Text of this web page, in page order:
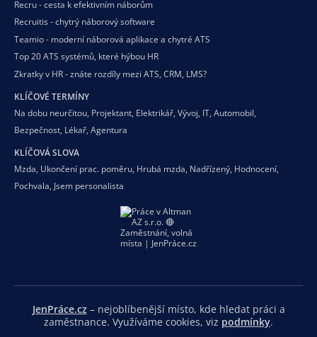
Recru - cesta k efektivním náborům
Recruitis - chytrý náborový software
Teamio - moderní náborová aplikace a chytré ATS
Top 20 ATS systémů, které hýbou HR
Zkratky v HR - znáte rozdíly mezi ATS, CRM, LMS?
KLÍČOVÉ TERMÍNY
Na dobu neurčitou, Projektant, Elektrikář, Vývoj, IT, Automobil,
Bezpečnost, Lékař, Agentura
KLÍČOVÁ SLOVA
Mzda, Ukončení prac. poměru, Hrubá mzda, Nadřízený, Hodnocení,
Pochvala, Jsem personalista
JenPráce.cz– nejoblíbenější místo, kde hledat práci a
zaměstnance. Využíváme cookies, viz podmínky.